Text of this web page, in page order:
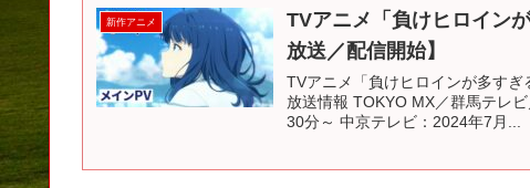
新作アニメ
TVアニメ「負けヒロイン
放送／配信開始】
TVアニメ「負けヒロインが多す
放送情報 TOKYO MX／群馬テレ
30分～ 中京テレビ：2024年7月...